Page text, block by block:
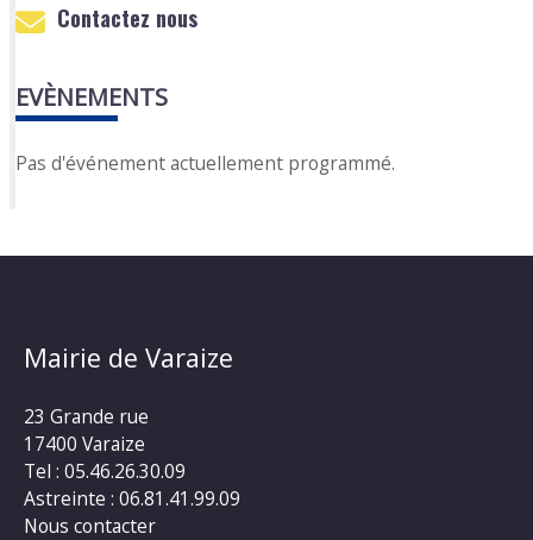
Contactez nous
EVÈNEMENTS
Pas d'événement actuellement programmé.
Mairie de Varaize
23 Grande rue
17400 Varaize
Tel : 05.46.26.30.09
Astreinte : 06.81.41.99.09
Nous contacter